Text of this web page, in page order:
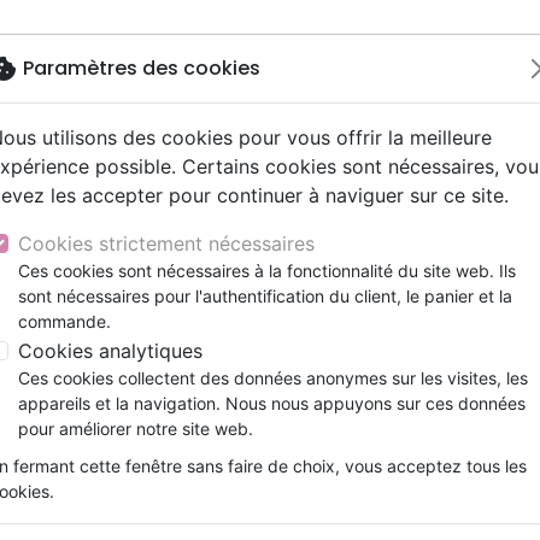
NouveautésBibles
Français courant
Parole de Vie
Bibles d'étude
Bibles audio
Nouveaux Testaments
Livres
société, politique
adoration, louange
spirituel
couple
Personne, santé
Israël, Messianique
Evangelisation
Formation
Jeunesse
9 - 12 ans
jeunes
jeunesse
Prières, méditations
Livres d'activités
CD Jeunesse
hop
Noël, Musique de fête
Compilations
Rock
vraies, témoignages
reportages
Concerts, spectacles
Enseignement, conférences
cadeaux Jeux
FEMMES MUSULMANES - CONSTRUIRE DES PONTS
FEMMES MUSULMANES -
ELLES
Miriam Adeney
RéférenceSEN2832 EAN9782940100323
Description
FEMMES MUSULMANES Construire des
Miriam Adeney
Paramètres des cookies
utilisons des cookies pour vous offrir la meilleure
possible. Certains cookies sont nécessaires,
les accepter pour continuer à naviguer sur ce site.
Cookies strictement nécessaires
Ces cookies sont nécessaires à la fonctionnalité du site web. Ils
sont nécessaires pour l'authentification du client, le panier et la
commande.
Cookies analytiques
Ces cookies collectent des données anonymes sur les visites, les
appareils et la navigation. Nous nous appuyons sur ces données
pour améliorer notre site web.
fermant cette fenêtre sans faire de choix, vous acceptez tous les